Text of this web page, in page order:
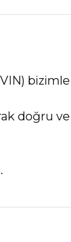
bizimle
doğru